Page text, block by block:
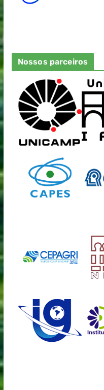
Nossos parceiros